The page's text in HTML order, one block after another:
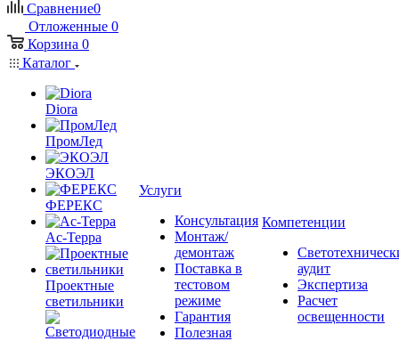
Сравнение0
Отложенные 0
Корзина 0
Каталог
Diora
ПромЛед
ЭКОЭЛ
ФЕРЕКС
Ас-Терра
Проектные
светильники
Услуги
Консультация
Монтаж/
демонтаж
Поставка в
тестовом
режиме
Гарантия
Полезная
Компетенции
аудит
Экспертиза
Расчет
освещенности